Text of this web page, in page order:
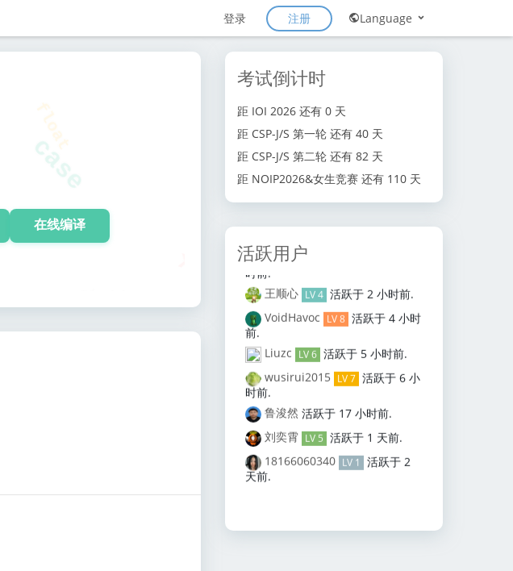
登录 注册 Language
在线编译 xor
char
while
case
goto
考试倒计时
距 IOI 2026 还有 0 天
距 CSP-J/S 第一轮 还有 40 天
距 CSP-J/S 第二轮 还有 82 天
距 NOIP2026&女生竞赛 还有 110 天
活跃用户
26zhuangzichen
时前.
王顺心
VoidHavoc
前.
wusirui2015
时前.
鲁浚然
18166060340
天前.